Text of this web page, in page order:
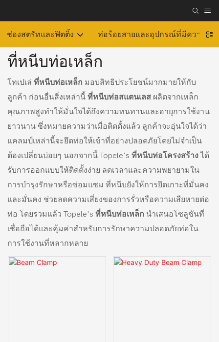
ช่องสตรัทและฟิตติ้ง ท่อร้อยสายและอุปกรณ์ที่มีความยืด
ที่หนีบท่อเหล็ก
โทเปเล่ ที่หนีบท่อเหล็ก มอบสิทธิประโยชน์มากมายให้กับ
ลูกค้า ก่อนอื่นสิ่งเหล่านี้ ที่หนีบท่อสแตนเลส ผลิตจากเหล็ก
คุณภาพสูงทำให้มั่นใจได้ถึงความทนทานและอายุการใช้งาน
ยาวนาน ซึ่งหมายความว่าเมื่อติดตั้งแล้ว ลูกค้าจะอุ่นใจได้ว่า
แคลมป์เหล่านี้จะยึดท่อให้เข้าที่อย่างปลอดภัยโดยไม่จำเป็น
ต้องเปลี่ยนบ่อยๆ นอกจากนี้ Topele's ที่หนีบท่อโครงสร้างได้
รับการออกแบบให้ติดตั้งง่าย ลดเวลาและความพยายามใน
การบำรุงรักษาหรือซ่อมแซม ที่หนีบยังให้การยึดเกาะที่มั่นคง
และมั่นคง ช่วยลดความเสี่ยงของการรั่วหรือความเสียหายต่อ
ท่อ โดยรวมแล้ว Topele's ที่หนีบท่อเหล็ก นำเสนอโซลูชันที่
เชื่อถือได้และคุ้มค่าสำหรับการรักษาความปลอดภัยท่อใน
การใช้งานที่หลากหลาย